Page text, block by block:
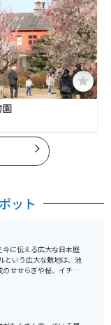
ット
に伝える広大な日本庭
という広大な敷地は、池
せせらぎや桜、イチョ
は桜、秋には紅葉と、
っており、歴史的な雰